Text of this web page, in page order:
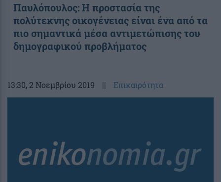
Παυλόπουλος: Η προστασία της
πολύτεκνης οικογένειας είναι ένα από τα
πιο σημαντικά μέσα αντιμετώπισης του
δημογραφικού προβλήματος
13:30, 2 Νοεμβρίου 2019 || Επικαιρότητα